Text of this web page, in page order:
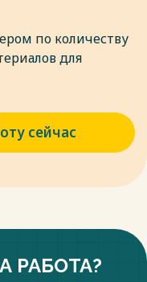
по количеству
для
сейчас
РАБОТА?